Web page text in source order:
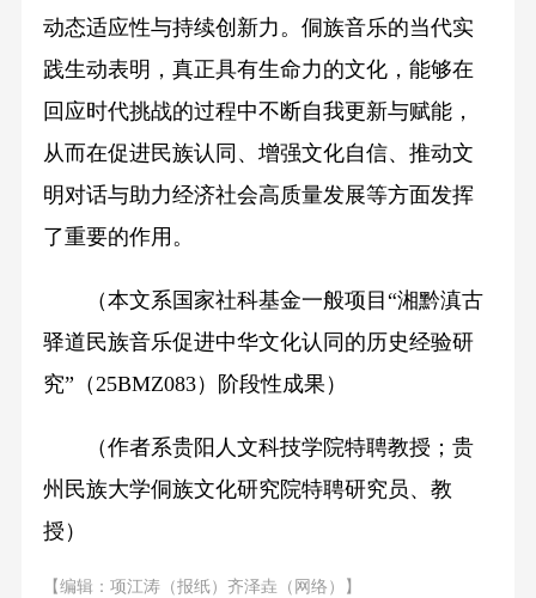
动态适应性与持续创新力。侗族音乐的当代实
践生动表明，真正具有生命力的文化，能够在
回应时代挑战的过程中不断自我更新与赋能，
从而在促进民族认同、增强文化自信、推动文
明对话与助力经济社会高质量发展等方面发挥
了重要的作用。
（本文系国家社科基金一般项目“湘黔滇古
驿道民族音乐促进中华文化认同的历史经验研
究”（25BMZ083）阶段性成果）
（作者系贵阳人文科技学院特聘教授；贵
州民族大学侗族文化研究院特聘研究员、教
授）
【编辑：项江涛（报纸）齐泽垚（网络）】